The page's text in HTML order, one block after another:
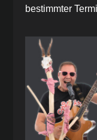
bestimmter